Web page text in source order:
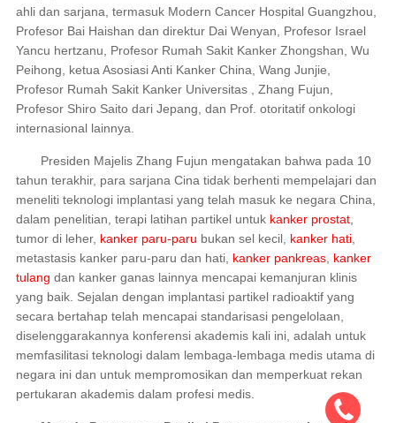
ahli dan sarjana, termasuk Modern Cancer Hospital Guangzhou,
Profesor Bai Haishan dan direktur Dai Wenyan, Profesor Israel
Yancu hertzanu, Profesor Rumah Sakit Kanker Zhongshan, Wu
Peihong, ketua Asosiasi Anti Kanker China, Wang Junjie,
Profesor Rumah Sakit Kanker Universitas , Zhang Fujun,
Profesor Shiro Saito dari Jepang, dan Prof. otoritatif onkologi
internasional lainnya.
Presiden Majelis Zhang Fujun mengatakan bahwa pada 10
tahun terakhir, para sarjana Cina tidak berhenti mempelajari dan
meneliti teknologi implantasi yang telah masuk ke negara China,
dalam penelitian, terapi latihan partikel untuk kanker prostat,
tumor di leher, kanker paru-paru bukan sel kecil, kanker hati,
metastasis kanker paru-paru dan hati, kanker pankreas, kanker
tulang dan kanker ganas lainnya mencapai kemanjuran klinis
yang baik. Sejalan dengan implantasi partikel radioaktif yang
secara bertahap telah mencapai standarisasi pengelolaan,
diselenggarakannya konferensi akademis kali ini, adalah untuk
memfasilitasi teknologi dalam lembaga-lembaga medis utama di
negara ini dan untuk mempromosikan dan memperkuat rekan
pertukaran akademis dalam profesi medis.